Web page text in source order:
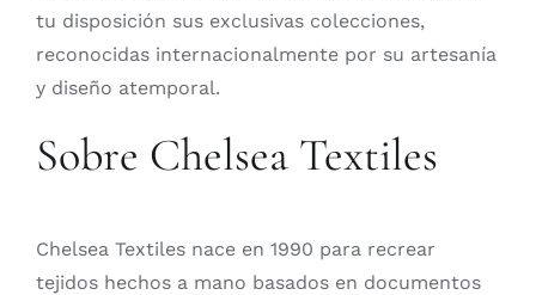
tu disposición sus exclusivas colecciones,
reconocidas internacionalmente por su artesanía
y diseño atemporal.
Sobre Chelsea Textiles
Chelsea Textiles nace en 1990 para recrear
tejidos hechos a mano basados en documentos